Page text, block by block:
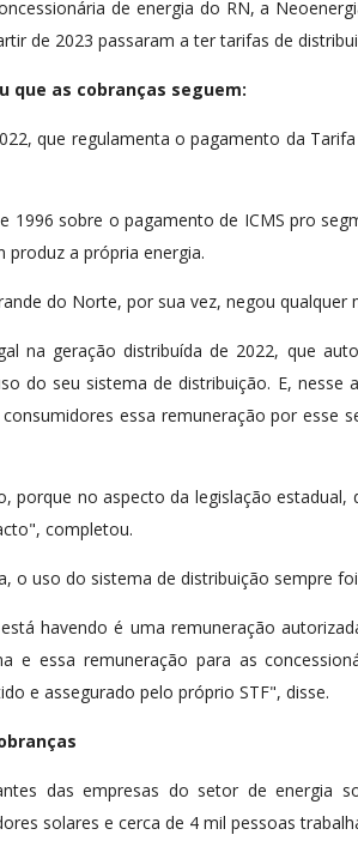
de energia do RN, a
de 2023 passaram a ter tarifas de
que as cobranças seguem:
que regulamenta o pagamento da
1996 sobre o pagamento de ICMS pro
produz a própria energia.
do Norte, por sua vez, negou qualquer
na geração distribuída de 2022, que
do seu sistema de distribuição. E, nesse
essa remuneração por esse
porque no aspecto da legislação
completou.
o uso do sistema de distribuição sempre
havendo é uma remuneração
e essa remuneração para as
e assegurado pelo próprio STF", disse.
das empresas do setor de
solares e cerca de 4 mil pessoas